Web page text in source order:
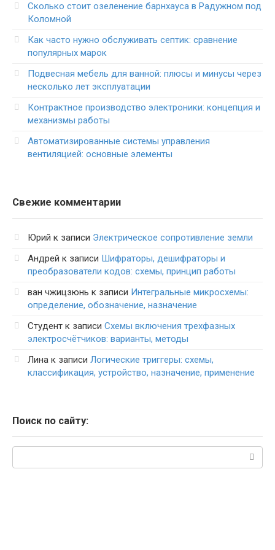
Сколько стоит озеленение барнхауса в Радужном под
Коломной
Как часто нужно обслуживать септик: сравнение
популярных марок
Подвесная мебель для ванной: плюсы и минусы через
несколько лет эксплуатации
Контрактное производство электроники: концепция и
механизмы работы
Автоматизированные системы управления
вентиляцией: основные элементы
Свежие комментарии
Юрий к записи Электрическое сопротивление земли
Андрей к записи Шифраторы, дешифраторы и
преобразователи кодов: схемы, принцип работы
ван чжицзюнь к записи Интегральные микросхемы:
определение, обозначение, назначение
Студент к записи Схемы включения трехфазных
электросчётчиков: варианты, методы
Лина к записи Логические триггеры: схемы,
классификация, устройство, назначение, применение
Поиск по сайту: